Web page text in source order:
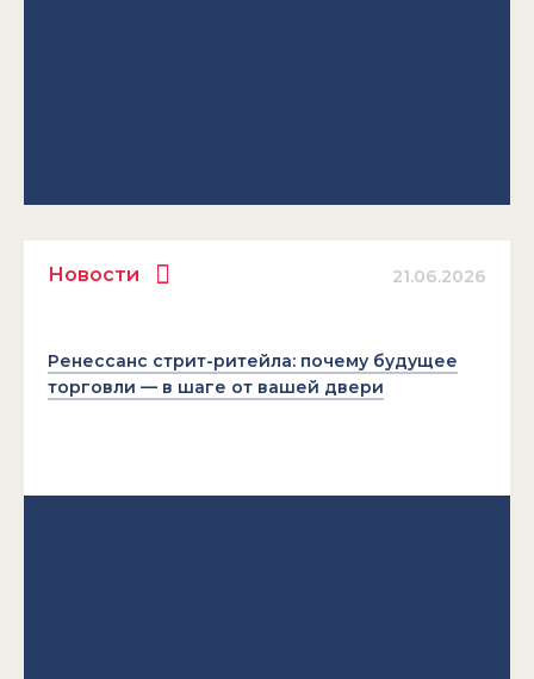
Новости 21.06.2026
Ренессанс стрит-ритейла: почему будущее
торговли — в шаге от вашей двери